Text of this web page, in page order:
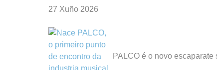
27 Xuño 2026
PALCO é o novo